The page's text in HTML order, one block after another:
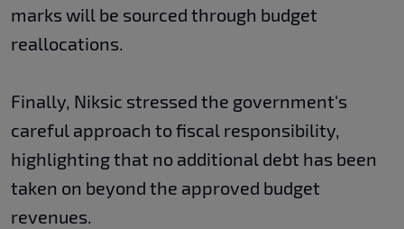
marks will be sourced through budget
reallocations.
Finally, Niksic stressed the government's
careful approach to fiscal responsibility,
highlighting that no additional debt has been
taken on beyond the approved budget
revenues.